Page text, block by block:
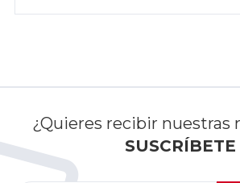
¿Quieres recibir nuestras
SUSCRÍBETE